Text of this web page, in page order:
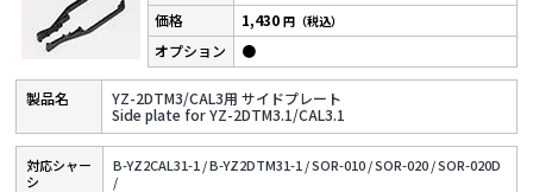
YZ-2DTM3/CAL3用 サイドプレート
Side plate for YZ-2DTM3.1/CAL3.1
1,430円（税込）
●
対応シャー
シ
B-YZ2CAL31-1 /B-YZ2DTM31-1 /SOR-010 /SOR-020 /SOR-020D
/